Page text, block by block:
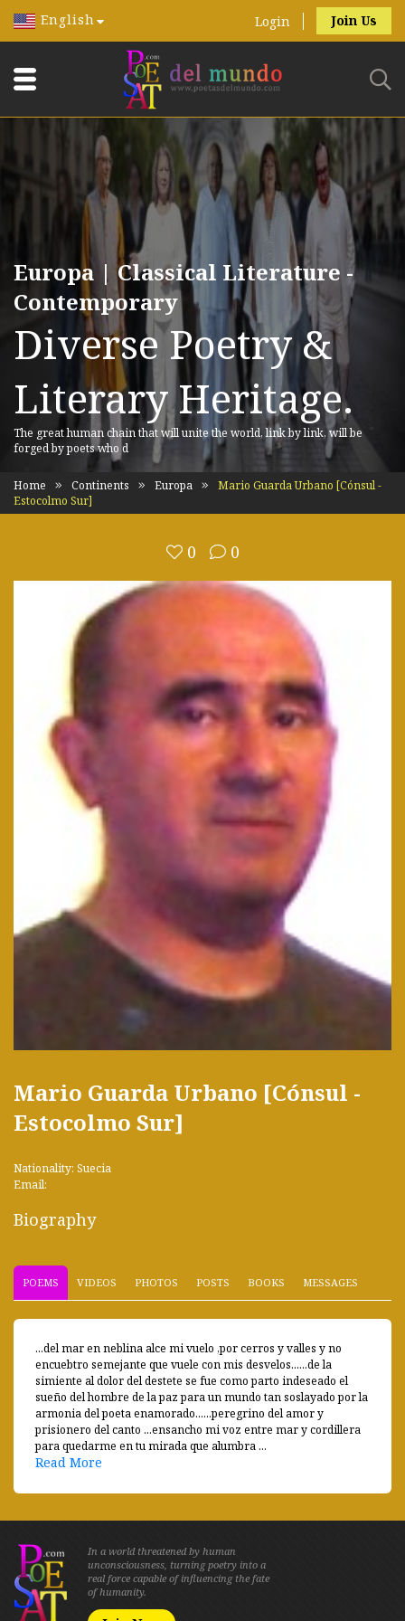
English Login Join Us
Europa | Classical Literature -
Contemporary
Diverse Poetry &
Literary Heritage.
The great human chain that will unite the world, link by link, will be
forged by poets who d
Home Continents Europa
Mario Guarda Urbano [Cónsul -
Estocolmo Sur]
0 0
Mario Guarda Urbano [Cónsul -
Estocolmo Sur]
Nationality: Suecia
Email:
Biography
POEMS VIDEOS PHOTOS POSTS BOOKS MESSAGES
...del mar en neblina alce mi vuelo ,por cerros y valles y no
encuebtro semejante que vuele con mis desvelos......de la
simiente al dolor del destete se fue como parto indeseado el
sueño del hombre de la paz para un mundo tan soslayado por la
armonia del poeta enamorado......peregrino del amor y
prisionero del canto ...ensancho mi voz entre mar y cordillera
para quedarme en tu mirada que alumbra ...
Read More
In a world threatened by human
unconsciousness, turning poetry into a
real force capable of influencing the fate
of humanity.